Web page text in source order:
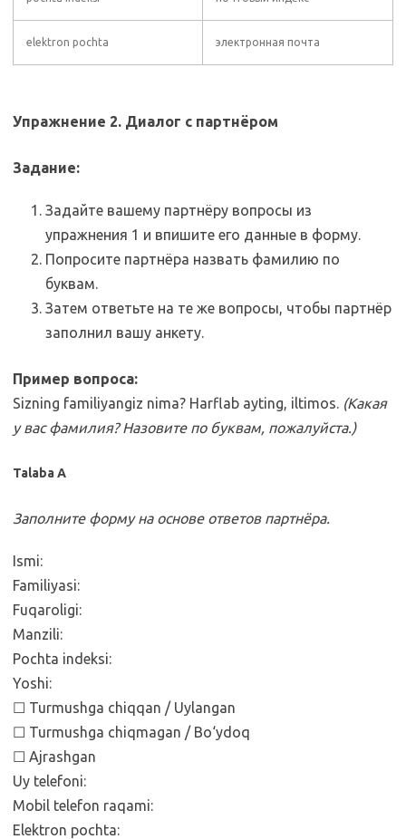
elektron pochta электронная почта
Упражнение 2. Диалог с партнёром
Задание:
Задайте вашему партнёру вопросы из
упражнения 1 и впишите его данные в форму.
Попросите партнёра назвать фамилию по
буквам.
Затем ответьте на те же вопросы, чтобы партнёр
заполнил вашу анкету.
Пример вопроса:
Sizning familiyangiz nima? Harflab ayting, iltimos. (Какая
у вас фамилия? Назовите по буквам, пожалуйста.)
Talaba A
Заполните форму на основе ответов партнёра.
Ismi:
Familiyasi:
Fuqaroligi:
Manzili:
Pochta indeksi:
Yoshi:
☐ Turmushga chiqqan / Uylangan
☐ Turmushga chiqmagan / Bo‘ydoq
☐ Ajrashgan
Uy telefoni:
Mobil telefon raqami:
Elektron pochta: